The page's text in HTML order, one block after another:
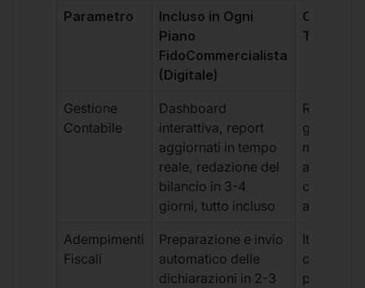
Parametro
Incluso in Ogni
Piano
FidoCommercialista
(Digitale)
Gestione
Contabile
Dashboard
interattiva, report
aggiornati in tempo
reale, redazione del
bilancio in 3-4
giorni, tutto incluso
Report
gestione
manuale,
con
aggiuntivi
Adempimenti
Fiscali
Preparazione e invio
automatico delle
dichiarazioni in 2-3
Iter
costi
per ogni